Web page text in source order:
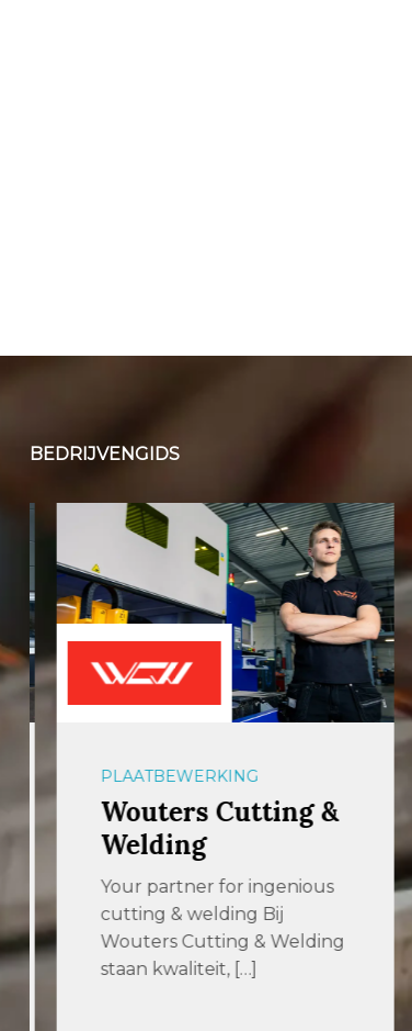
BEDRIJVENGIDS
PLAATBEWERKING
Wouters Cutting &
Welding
Your partner for ingenious
cutting & welding Bij
Wouters Cutting & Welding
staan kwaliteit, […]